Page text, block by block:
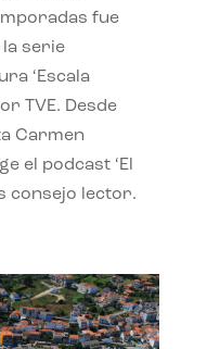
fue
serie
‘Escala
TVE. Desde
Carmen
el podcast ‘El
consejo lector.